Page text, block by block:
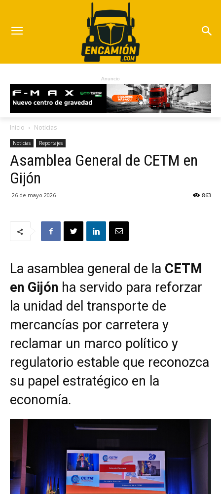
Anuncio
Inicio Noticias
Noticias Reportajes
Asamblea General de CETM en
Gijón
26 de mayo 2026 863
La asamblea general de la CETM
en Gijón ha servido para reforzar
la unidad del transporte de
mercancías por carretera y
reclamar un marco político y
regulatorio estable que reconozca
su papel estratégico en la
economía.